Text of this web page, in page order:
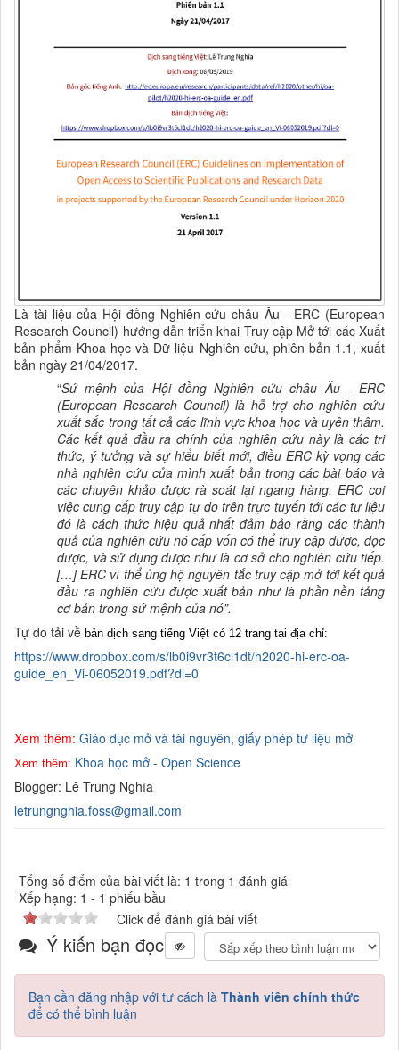
Là tài liệu của Hội đồng Nghiên cứu châu Âu - ERC (European
Research Council) hướng dẫn triển khai Truy cập Mở tới các Xuất
bản phẩm Khoa học và Dữ liệu Nghiên cứu, phiên bản 1.1, xuất
bản ngày 21/04/2017.
“Sứ mệnh của Hội đồng Nghiên cứu châu Âu - ERC
(European Research Council) là hỗ trợ cho nghiên cứu
xuất sắc trong tất cả các lĩnh vực khoa học và uyên thâm.
Các kết quả đầu ra chính của nghiên cứu này là các tri
thức, ý tưởng và sự hiểu biết mới, điều ERC kỳ vọng các
nhà nghiên cứu của mình xuất bản trong các bài báo và
các chuyên khảo được rà soát lại ngang hàng. ERC coi
việc cung cấp truy cập tự do trên trực tuyến tới các tư liệu
đó là cách thức hiệu quả nhất đảm bảo rằng các thành
quả của nghiên cứu nó cấp vốn có thể truy cập được, đọc
được, và sử dụng được như là cơ sở cho nghiên cứu tiếp.
[…] ERC vì thể ủng hộ nguyên tắc truy cập mở tới kết quả
đầu ra nghiên cứu được xuất bản như là phần nền tảng
cơ bản trong sứ mệnh của nó”.
Tự do tải về bản dịch sang tiếng Việt có 12 trang tại địa chỉ:
https://www.dropbox.com/s/lb0i9vr3t6cl1dt/h2020-hi-erc-oa-
guide_en_Vi-06052019.pdf?dl=0
Xem thêm: Giáo dục mở và tài nguyên, giấy phép tư liệu mở
Xem thêm: Khoa học mở - Open Science
Blogger: Lê Trung Nghĩa
letrungnghia.foss@gmail.com
Tổng số điểm của bài viết là: 1 trong 1 đánh giá
Xếp hạng: 1 - 1 phiếu bầu
Click để đánh giá bài viết
Ý kiến bạn đọc
Bạn cần đăng nhập với tư cách là Thành viên chính thức
để có thể bình luận